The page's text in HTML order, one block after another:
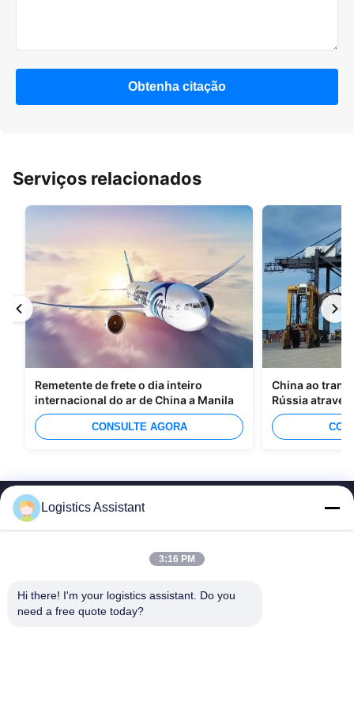
Obtenha citação
Serviços relacionados
Remetente de frete o dia inteiro
internacional do ar de China a Manila
CONSULTE AGORA
China ao
Rússia através
Logistics Assistant
3:16 PM
Hi there! I'm your logistics assistant. Do you
need a free quote today?